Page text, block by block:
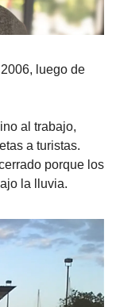
luego de
al trabajo,
a turistas.
porque los
la lluvia.